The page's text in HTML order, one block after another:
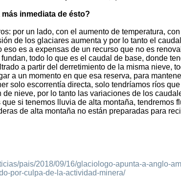
inmediata de ésto?
por un lado, con el aumento de temperatura,
de los glaciares aumenta y por lo tanto el
eso es a expensas de un recurso que no es
todo lo que es el caudal de base, donde
a partir del derretimiento de la misma nieve,
a un momento en que esa reserva, para
solo escorrentía directa, solo tendríamos ríos
de nieve, por lo tanto las variaciones de los
si tenemos lluvia de alta montaña, tendremos
de alta montaña no están preparadas para
pais/2018/09/16/glaciologo-apunta-a-anglo-
por-culpa-de-la-actividad-minera/